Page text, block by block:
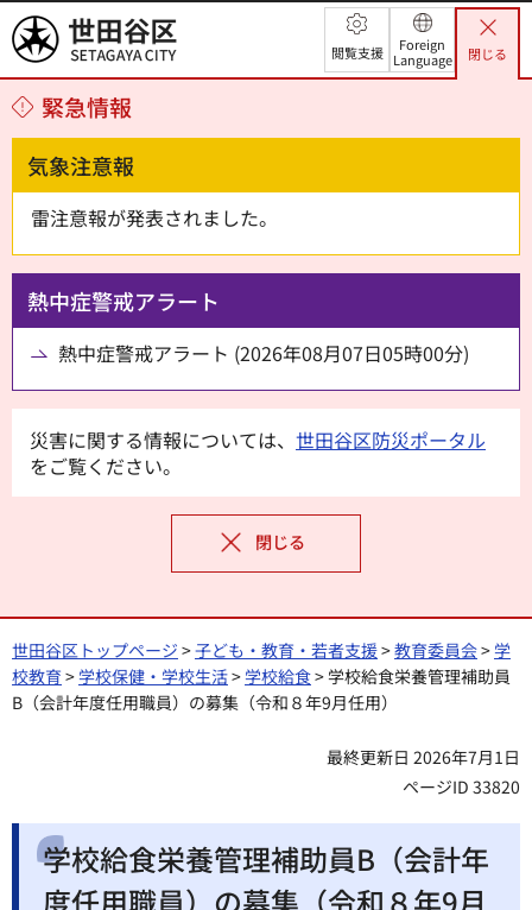
世田谷区 閲覧支援
Foreign
Language
閉じる
緊急情報
気象注意報
雷注意報が発表されました。
熱中症警戒アラート
熱中症警戒アラート (2026年08月07日05時00分)
災害に関する情報については、 世田谷区防災ポータル
をご覧ください。
閉じる
世田谷区トップページ >子ども・教育・若者支援>教育委員会>学
校教育 >学校保健・学校生活>学校給食> 学校給食栄養管理補助員
B（会計年度任用職員）の募集（令和８年9月任用）
最終更新日 2026年7月1日
ページID 33820
学校給食栄養管理補助員B（会計年
度任用職員）の募集（令和８年9月